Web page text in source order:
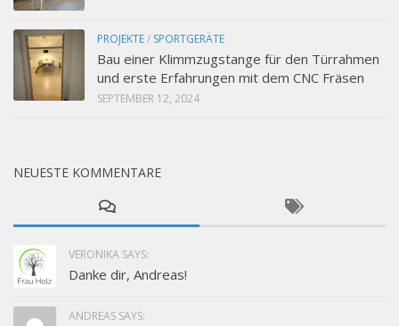
PROJEKTE/ SPORTGERÄTE
Bau einer Klimmzugstange für den Türrahmen
und erste Erfahrungen mit dem CNC Fräsen
SEPTEMBER 12, 2024
NEUESTE KOMMENTARE
VERONIKA SAYS:
Danke dir, Andreas!
ANDREAS SAYS: